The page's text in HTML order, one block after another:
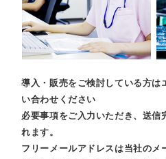
導入・販売をご検討している方は
い合わせください
必要事項をご入力いただき、送信
れます。
フリーメールアドレスは当社のメ